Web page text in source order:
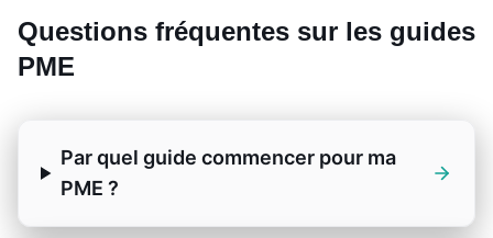
Questions fréquentes sur les guides
PME
Par quel guide commencer pour ma
PME ?